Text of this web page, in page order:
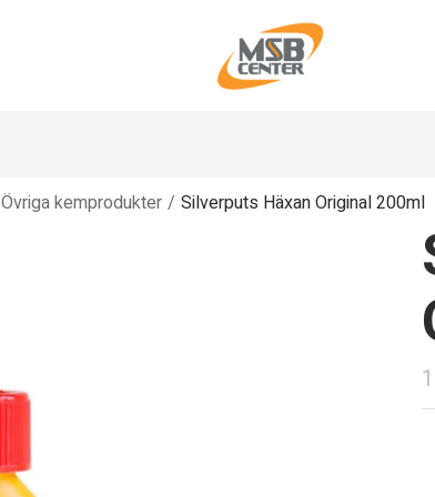
Övriga kemprodukter / Silverputs Häxan Original 200ml